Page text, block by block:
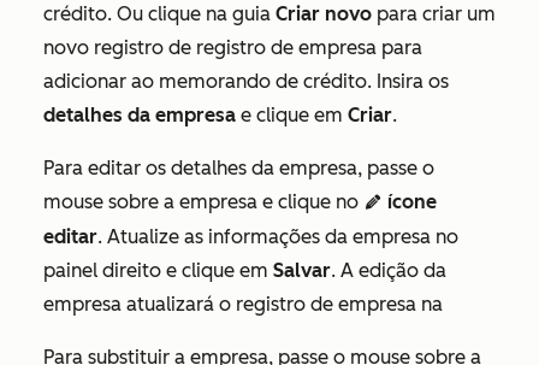
crédito. Ou clique na guia Criar novo para criar um
novo registro de registro de empresa para
adicionar ao memorando de crédito. Insira os
detalhes da empresa e clique em Criar.
Para editar os detalhes da empresa, passe o
mouse sobre a empresa e clique no edit ícone
editar. Atualize as informações da empresa no
painel direito e clique em Salvar. A edição da
empresa atualizará o registro de empresa na
Para substituir a empresa, passe o mouse sobre a